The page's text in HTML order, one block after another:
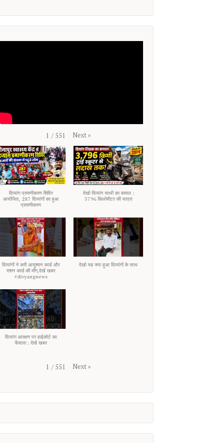
1 / 551 Next »
दिव्यांग प्रमाणीकरण शिविर
आयोजित, 287 दिव्यांगों का हुआ
प्रमाणीकरण
देखो दिव्यांग साथी का कमाल :
3796 किलोमीटर की यात्रा
दिव्यांगों ने करी आयुष्मान कार्ड और
राशन कार्ड की माँग,देखें खबर
#divyangnews
देखो यह क्या हुआ दिव्यांगों के साथ
दिव्यांग आरक्षण पर हाईकोर्ट का
फैसला : देखें खबर
1 / 551 Next »